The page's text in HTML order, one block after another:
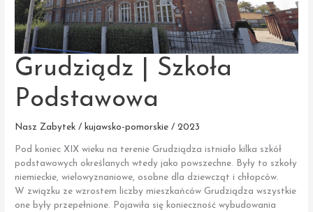
Grudziądz | Szkoła
Podstawowa
Nasz Zabytek / kujawsko-pomorskie / 2023
Pod koniec XIX wieku na terenie Grudziądza istniało kilka szkół
podstawowych określanych wtedy jako powszechne. Były to szkoły
niemieckie, wielowyznaniowe, osobne dla dziewcząt i chłopców.
W związku ze wzrostem liczby mieszkańców Grudziądza wszystkie
one były przepełnione. Pojawiła się konieczność wybudowania